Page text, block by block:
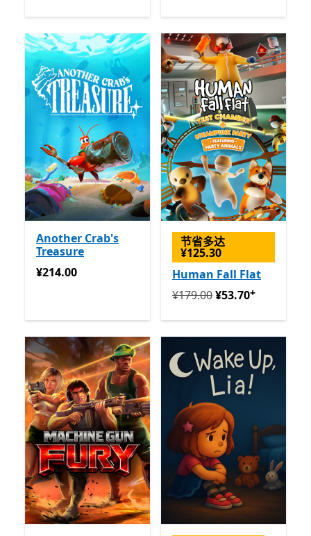
Another Crab's
Treasure
¥214.00
¥214.00
节省多达
¥125.30
Human Fall Flat
回到初始状态 ¥179.00 开始
¥179.00¥53.70+